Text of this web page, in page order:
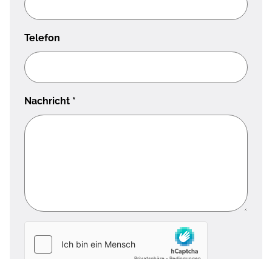
Telefon
Nachricht *